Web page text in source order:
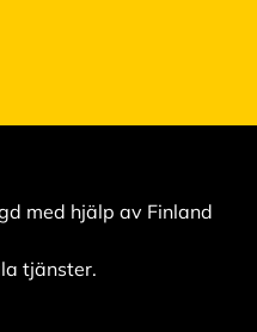
med hjälp av Finland
tjänster.